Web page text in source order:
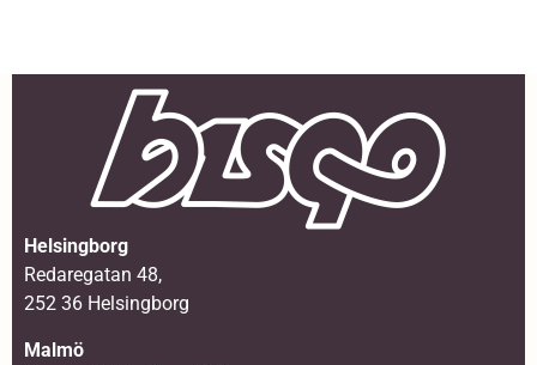
Helsingborg
Redaregatan 48,
252 36 Helsingborg
Malmö